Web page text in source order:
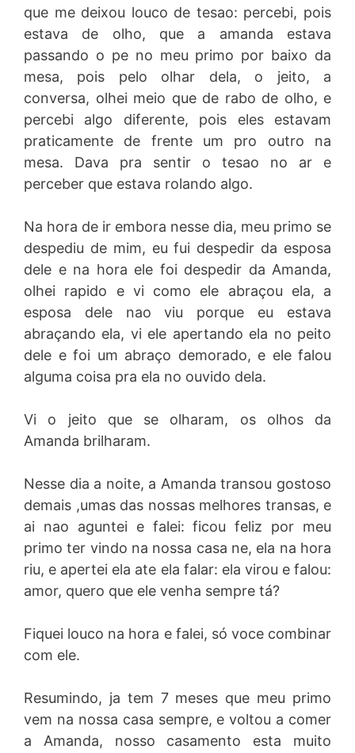
que me deixou louco de tesao: percebi, pois
estava de olho, que a amanda estava
passando o pe no meu primo por baixo da
mesa, pois pelo olhar dela, o jeito, a
conversa, olhei meio que de rabo de olho, e
percebi algo diferente, pois eles estavam
praticamente de frente um pro outro na
mesa. Dava pra sentir o tesao no ar e
perceber que estava rolando algo.
Na hora de ir embora nesse dia, meu primo se
despediu de mim, eu fui despedir da esposa
dele e na hora ele foi despedir da Amanda,
olhei rapido e vi como ele abraçou ela, a
esposa dele nao viu porque eu estava
abraçando ela, vi ele apertando ela no peito
dele e foi um abraço demorado, e ele falou
alguma coisa pra ela no ouvido dela.
Vi o jeito que se olharam, os olhos da
Amanda brilharam.
Nesse dia a noite, a Amanda transou gostoso
demais ,umas das nossas melhores transas, e
ai nao aguntei e falei: ficou feliz por meu
primo ter vindo na nossa casa ne, ela na hora
riu, e apertei ela ate ela falar: ela virou e falou:
amor, quero que ele venha sempre tá?
Fiquei louco na hora e falei, só voce combinar
com ele.
Resumindo, ja tem 7 meses que meu primo
vem na nossa casa sempre, e voltou a comer
a Amanda, nosso casamento esta muito